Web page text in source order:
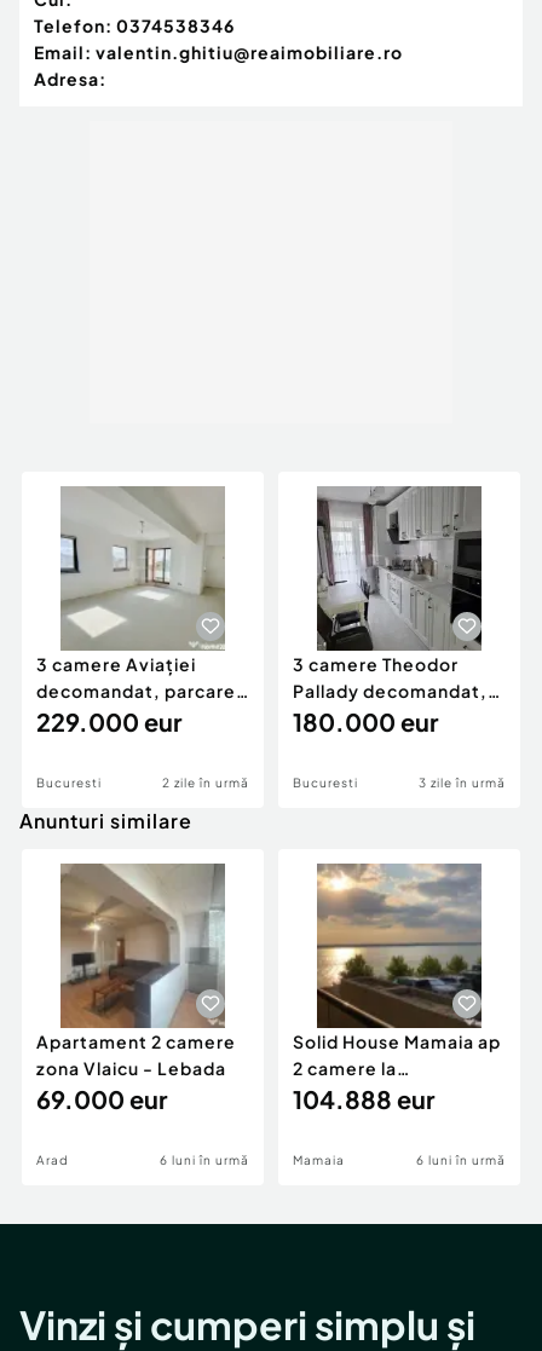
Telefon: 0374538346
Email: valentin.ghitiu@reaimobiliare.ro
Adresa:
3 camere Aviației
decomandat, parcare,
et. 2, an 2016, 96 m
229.000 eur
Bucuresti 2 zile în urmă
3 camere Theodor
Pallady decomandat,
centrală, et. 3, an 20
180.000 eur
Bucuresti 3 zile în urmă
Anunturi similare
Apartament 2 camere
zona Vlaicu - Lebada
69.000 eur
Arad 6 luni în urmă
Solid House Mamaia ap
2 camere la
cheie,langa Mega
104.888 eur
Mamaia 6 luni în urmă
Vinzi și cumperi simplu și